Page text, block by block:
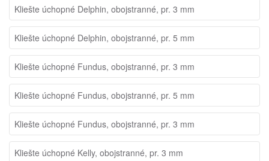
Kliešte úchopné Delphin, obojstranné, pr. 3 mm
Kliešte úchopné Delphin, obojstranné, pr. 5 mm
Kliešte úchopné Fundus, obojstranné, pr. 3 mm
Kliešte úchopné Fundus, obojstranné, pr. 5 mm
Kliešte úchopné Fundus, obojstranné, pr. 3 mm
Kliešte úchopné Kelly, obojstranné, pr. 3 mm